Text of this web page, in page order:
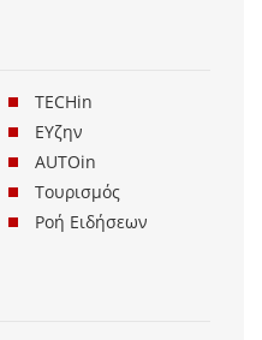
TECHin
ΕΥζην
AUTOin
Τουρισμός
Ροή Ειδήσεων